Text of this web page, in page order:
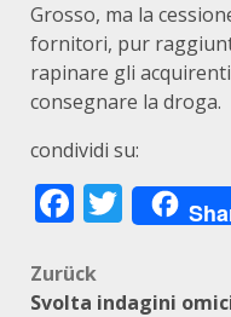
Grosso, ma la
fornitori, pur
rapinare gli
consegnare la droga.
condividi su:
Zurück
Svolta indagini